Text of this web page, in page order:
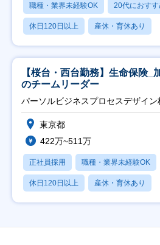
職種・業界未経験OK 20代におすす
休日120日以上 産休・育休あり
【桜台・西台勤務】生命保険_
のチームリーダー
パーソルビジネスプロセスデザイン
東京都
422万~511万
正社員採用 職種・業界未経験OK
休日120日以上 産休・育休あり